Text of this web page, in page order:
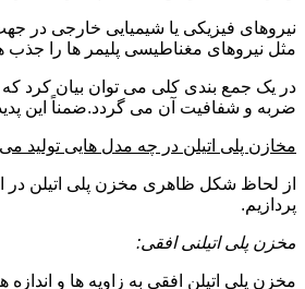
نیروهای فیزیکی یا شیمیایی خارجی در
مثل نیروهای مغناطیسی پلیمر ها را جذب
در یک جمع بندی کلی می توان بیان کرد
ضربه و شفافیت آن می گردد.ضمناً این
مخازن پلی اتیلن در چه مدل هایی تولید
از لحاظ شکل ظاهری مخزن پلی اتیلن در
پردازیم.
مخزن پلی اتیلنی افقی:
مخزن پلی اتیلن افقی به زاویه ها و